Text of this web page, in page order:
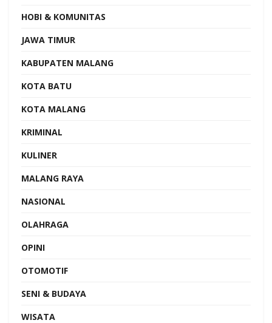
HOBI & KOMUNITAS
JAWA TIMUR
KABUPATEN MALANG
KOTA BATU
KOTA MALANG
KRIMINAL
KULINER
MALANG RAYA
NASIONAL
OLAHRAGA
OPINI
OTOMOTIF
SENI & BUDAYA
WISATA